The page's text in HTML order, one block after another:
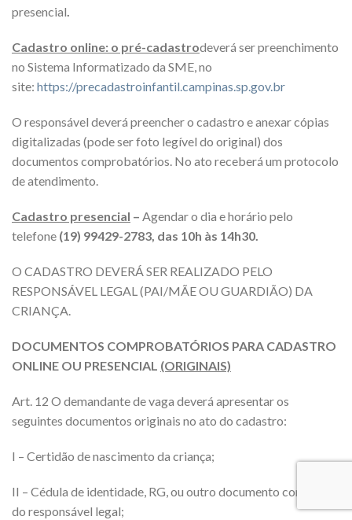
presencial
Cadastro online: o pré-cadastrodeverá ser preenchimento
no Sistema Informatizado da SME, no
site: https://precadastroinfantil.campinas.sp.gov.br
O responsável deverá preencher o cadastro e anexar cópias
digitalizadas (pode ser foto legível do original) dos
documentos comprobatórios. No ato receberá um protocolo
de atendimento.
Cadastro presencial – Agendar o dia e horário pelo
telefone (19) 99429-2783, das 10h às 14h30.
O CADASTRO DEVERÁ SER REALIZADO PELO
RESPONSÁVEL LEGAL (PAI/MÃE OU GUARDIÃO) DA
CRIANÇA.
DOCUMENTOS COMPROBATÓRIOS PARA CADASTRO
ONLINE OU PRESENCIAL (ORIGINAIS)
Art. 12 O demandante de vaga deverá apresentar os
seguintes documentos originais no ato do cadastro:
I – Certidão de nascimento da criança;
II – Cédula de identidade, RG, ou outro documento com foto
do responsável legal;